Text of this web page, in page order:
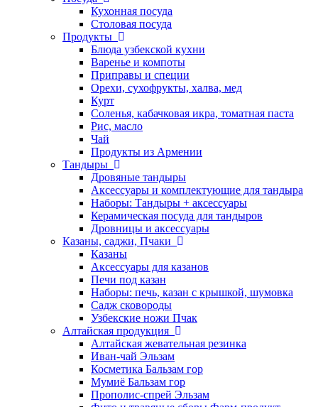
Кухонная посуда
Столовая посуда
Продукты
Блюда узбекской кухни
Варенье и компоты
Приправы и специи
Орехи, сухофрукты, халва, мед
Курт
Соленья, кабачковая икра, томатная паста
Рис, масло
Чай
Продукты из Армении
Тандыры
Дровяные тандыры
Аксессуары и комплектующие для тандыра
Наборы: Тандыры + аксессуары
Керамическая посуда для тандыров
Дровницы и аксессуары
Казаны, саджи, Пчаки
Казаны
Аксессуары для казанов
Печи под казан
Наборы: печь, казан с крышкой, шумовка
Садж сковороды
Узбекские ножи Пчак
Алтайская продукция
Алтайская жевательная резинка
Иван-чай Эльзам
Косметика Бальзам гор
Мумиё Бальзам гор
Прополис-спрей Эльзам